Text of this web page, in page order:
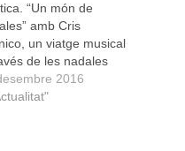
“Un món de
amb Cris
un viatge musical
de les nadales
d’arreu del
amb Cris Juanico i la
2016